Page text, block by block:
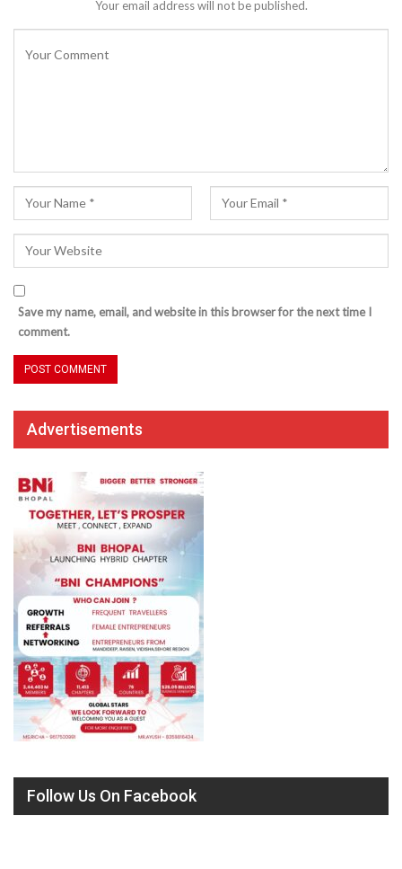
Your email address will not be published.
Save my name, email, and website in this browser for the next time I
comment.
Advertisements
Follow Us On Facebook